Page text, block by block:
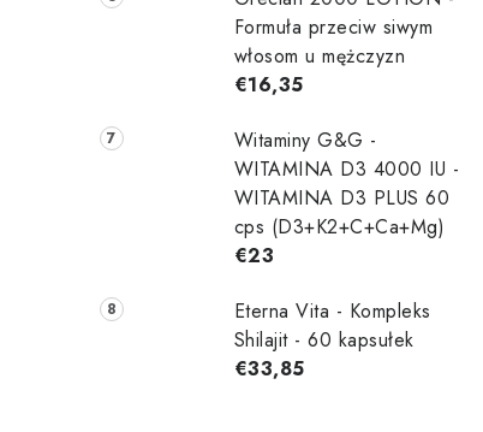
Formuła przeciw siwym
włosom u mężczyzn
€16,35
Witaminy G&G -
WITAMINA D3 4000 IU -
WITAMINA D3 PLUS 60
cps (D3+K2+C+Ca+Mg)
€23
Eterna Vita - Kompleks
Shilajit - 60 kapsułek
€33,85